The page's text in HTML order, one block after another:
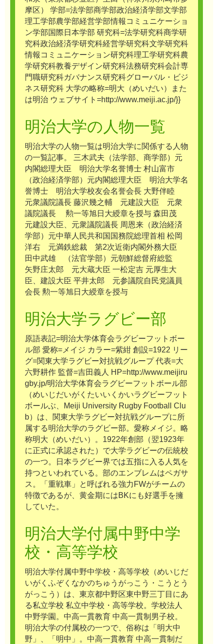
摩区） 学部=法学部商学部政治経済学部文学部
理工学部農学部経営学部情報コミュニケーショ
ン学部国際日本学部 研究科=法学研究科商学研
究科政治経済学研究科経営学研究科文学研究科
情報コミュニケーション研究科理工学研究科農
学研究科教養デザイン研究科法務研究科会計専
門職研究科ガバナンス研究科グローバル・ビジ
ネス研究科 大学の略称=明大（めいだい）また
は明治 ウェブサイト=http://www.meiji.ac.jp/}}
明治大学の人物一覧
明治大学の人物一覧は明治大学に関係する人物
の一覧記事。 三木武夫（法学部、商学部）元
内閣総理大臣 明治大学名誉博士 村山富市
（政治経済学部）元内閣総理大臣 明治大学名
誉博士 明治大学校友会名誉会長 大野伴睦
元衆議院議長 藤沢幾之輔 元建設大臣 元衆
議院議長 勲一等旭日大綬章を授与 森田茂
元建設大臣、元衆議院議長 周恩来（政治経済
学部）元中華人民共和国国務院総理首相 松岡
洋右 元満鉄総裁 第2次近衛内閣外務大臣
田中武雄 （法官学部）元朝鮮総督府総監
矢野庄太郎 元大蔵大臣 一松定吉 元厚生大
臣、建設大臣 平井太郎 元参議院自民党議員
会長 勲一等旭日大綬章を授与
明治大学ラグビー部
原語表記=明治大学体育会ラグビーフットボー
ル部 愛称=メイジ カラー=紫紺 創設=1922 リー
グ=関東大学ラグビー対抗戦グループ 代表=大
六野耕作 監督=吉田義人 HP=http://www.meijiru
gby.jp/明治大学体育会ラグビーフットボール部
（めいじだいがくたいいくかいラグビーフット
ボールぶ、Meiji University Rugby Football Clu
b）は、関東大学ラグビー対抗戦グループに所
属する明治大学のラグビー部。愛称メイジ。略
称明大（めいだい）。1922年創部（翌1923年
に正式に承認された）で大学ラグビーの伝統校
の一つ。日本ラグビー界では五指に入る人気を
持つといわれている。部のエンブレムはペガサ
ス。「重戦車」と呼ばれる強力FWがチームの
特徴であるが、黄金期にはBKにも好選手を擁
していた。
明治大学付属中野中学
校・高等学校
明治大学付属中野中学校・高等学校（めいじだ
いがくふぞくなかのちゅうがっこう・こうとう
がっこう）は、東京都中野区東中野三丁目にあ
る私立学校 私立中学校・高等学校。学校法人
中野学園。中高一貫教育 中高一貫制男子校。
明治大学の付属校の一つで、俗称は「明大中
野」、「明中」。中高一貫教育 中高一貫制だ